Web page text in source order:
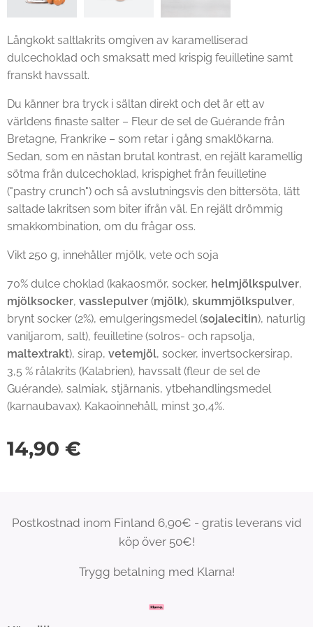
Långkokt saltlakrits omgiven av karamelliserad
dulcechoklad och smaksatt med krispig feuilletine samt
franskt havssalt.
Du känner bra tryck i sältan direkt och det är ett av
världens finaste salter – Fleur de sel de Guérande från
Bretagne, Frankrike – som retar i gång smaklökarna.
Sedan, som en nästan brutal kontrast, en rejält karamellig
sötma från dulcechoklad, krispighet från feuilletine
("pastry crunch") och så avslutningsvis den bittersöta, lätt
saltade lakritsen som biter ifrån väl. En rejält drömmig
smakkombination, om du frågar oss.
Vikt 250 g, innehåller mjölk, vete och soja
70% dulce choklad (kakaosmör, socker, helmjölkspulver,
mjölksocker, vasslepulver (mjölk), skummjölkspulver,
brynt socker (2%), emulgeringsmedel (sojalecitin), naturlig
vaniljarom, salt), feuilletine (solros- och rapsolja,
maltextrakt), sirap, vetemjöl, socker, invertsockersirap,
3,5 % rålakrits (Kalabrien), havssalt (fleur de sel de
Guérande), salmiak, stjärnanis, ytbehandlingsmedel
(karnaubavax). Kakaoinnehåll, minst 30,4%.
14,90 €
Postkostnad inom Finland 6,90€ - gratis leverans vid
köp över 50€!
Trygg betalning med Klarna!